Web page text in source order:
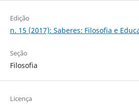
Edição
n. 15 (2017): Saberes: Filosofia e
Seção
Filosofia
Licença